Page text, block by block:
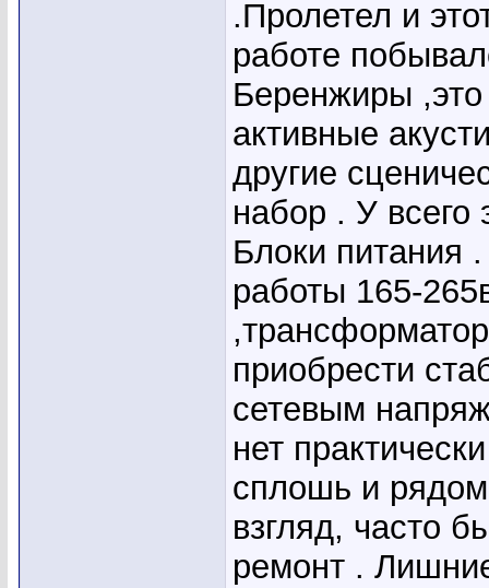
.Пролетел и
работе
Беренжиры
активные
другие
набор . У всего
Блоки питания
работы 165-
приобрести
сетевым
нет
сплошь и
взгляд, часто
ремонт .